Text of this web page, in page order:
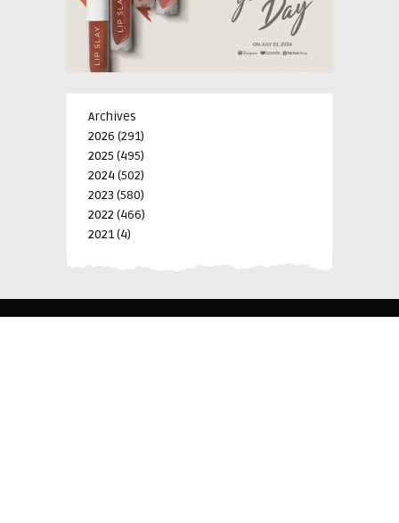
Archives
2026 (291)
2025 (495)
2024 (502)
2023 (580)
2022 (466)
2021(4)